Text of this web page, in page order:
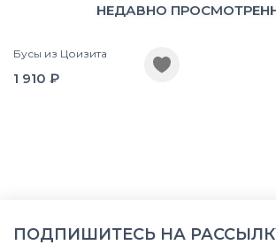
НЕДАВНО
Бусы из Цоизита
1 910 ₽
ПОДПИШИТЕСЬ НА